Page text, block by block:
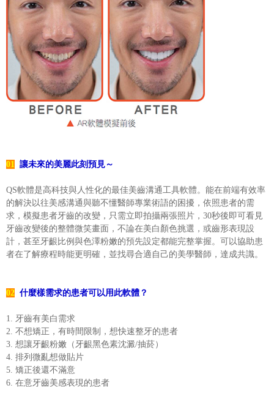
01 讓未來的美麗此刻預見～
QS軟體是高科技與人性化的最佳美齒溝通工具軟體。能在前端有效率
的解決以往美感溝通與聽不懂醫師專業術語的困擾，依照患者的需
求，模擬患者牙齒的改變，只需立即拍攝兩張照片，30秒後即可看見
牙齒改變後的整體微笑畫面，不論在美白顏色挑選，或齒形表現設
計，甚至牙齦比例與色澤粉嫩的預先設定都能完整掌握。可以協助患
者在了解療程時能更明確，並找尋合適自己的美學醫師，達成共識。
02 什麼樣需求的患者可以用此軟體？
1. 牙齒有美白需求
2. 不想矯正，有時間限制，想快速整牙的患者
3. 想讓牙齦粉嫩（牙齦黑色素沈澱/抽菸）
4. 排列微亂想做貼片
5. 矯正後還不滿意
6. 在意牙齒美感表現的患者